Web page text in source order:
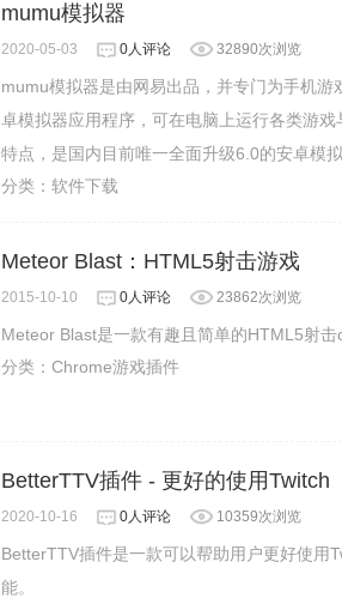
mumu模拟器
2020-05-03 0人评论 32890次浏览
mumu模拟器是由网易出品，并专门为手机
卓模拟器应用程序，可在电脑上运行各类游
特点，是国内目前唯一全面升级6.0的安卓模拟
分类： 软件下载
Meteor Blast：HTML5射击游戏
2015-10-10 0人评论 23862次浏览
Meteor Blast是一款有趣且简单的HTML5射击
分类： Chrome游戏插件
BetterTTV插件 - 更好的使用Twitch
2020-10-16 0人评论 10359次浏览
BetterTTV插件是一款可以帮助用户更好使用
能。